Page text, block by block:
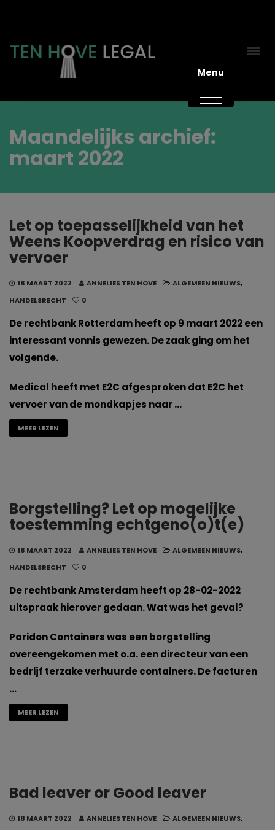
Maandelijks archief:
maart 2022
Let op toepasselijkheid van het
Weens Koopverdrag en risico van
vervoer
18 MAART 2022 ANNELIES TEN HOVE ALGEMEEN NIEUWS,
HANDELSRECHT
0
De rechtbank Rotterdam heeft op 9 maart 2022 een
interessant vonnis gewezen. De zaak ging om het
volgende.
Medical heeft met E2C afgesproken dat E2C het
vervoer van de mondkapjes naar …
MEER LEZEN
Borgstelling? Let op mogelijke
toestemming echtgeno(o)t(e)
18 MAART 2022 ANNELIES TEN HOVE ALGEMEEN NIEUWS,
HANDELSRECHT
0
De rechtbank Amsterdam heeft op 28-02-2022
uitspraak hierover gedaan. Wat was het geval?
Paridon Containers was een borgstelling
overeengekomen met o.a. een directeur van een
bedrijf terzake verhuurde containers. De facturen
…
MEER LEZEN
Bad leaver or Good leaver
18 MAART 2022 ANNELIES TEN HOVE ALGEMEEN NIEUWS,
Menu